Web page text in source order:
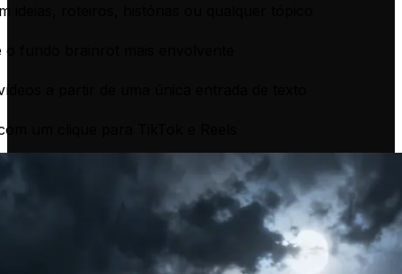
ideias, roteiros, histórias ou qualquer tópico
fundo brainrot mais envolvente
a partir de uma única entrada de texto
um clique para TikTok e Reels